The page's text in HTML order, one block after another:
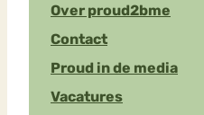
Over proud2bme
Contact
Proud in de media
Vacatures